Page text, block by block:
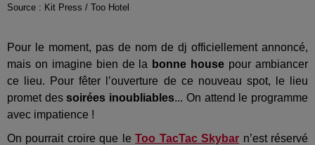
Source : Kit Press / Too Hotel
Pour le moment, pas de nom de dj officiellement annoncé,
mais on imagine bien de la bonne house pour ambiancer
ce lieu. Pour fêter l’ouverture de ce nouveau spot, le lieu
promet dessoirées inoubliables... On attend le programme
avec impatience !
On pourrait croire que leToo TacTac Skybar n’est réservé